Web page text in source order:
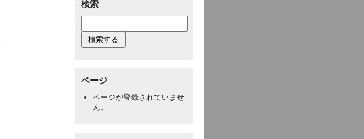
検索
ページ
ページが登録されていませ
ん。